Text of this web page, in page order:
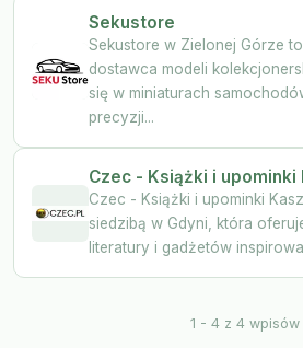
Sekustore
Sekustore w Zielonej Górze
dostawca modeli
się w miniaturach
precyzji...
Czec - Książki i upominki
Czec - Książki i upominki
siedzibą w Gdyni, która
literatury i gadżetów
1 - 4 z 4 wpisów